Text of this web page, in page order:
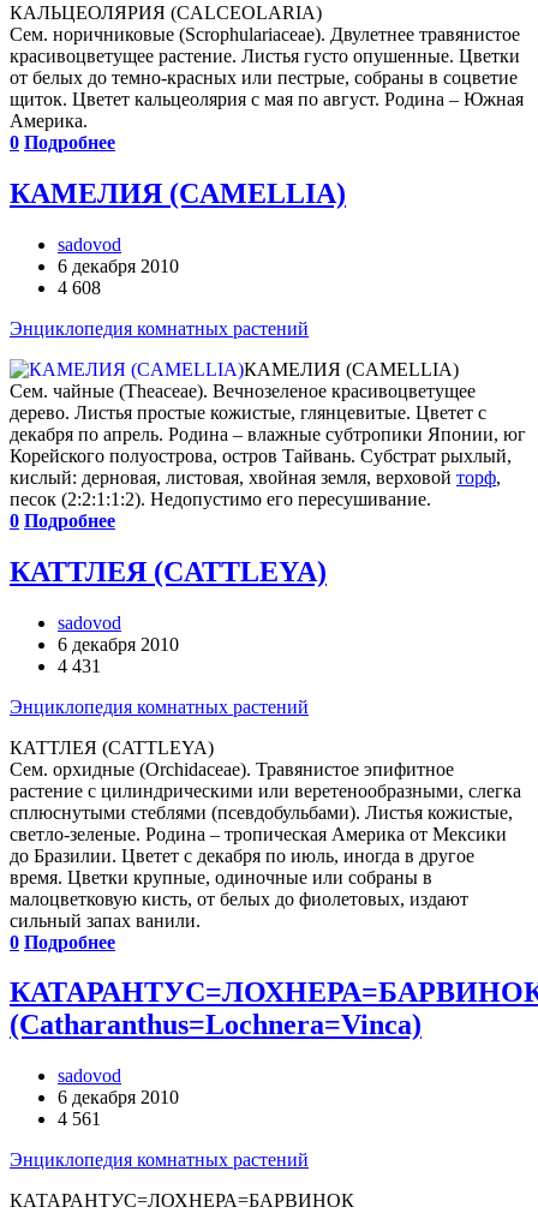
КАЛЬЦЕОЛЯРИЯ (CALCEOLARIA)
Сем. норичниковые (Scrophulariaceae). Двулетнее травянистое
красивоцветущее растение. Листья густо опушенные. Цветки
от белых до темно-красных или пестрые, собраны в соцветие
щиток. Цветет кальцеолярия с мая по август. Родина – Южная
Америка.
0 Подробнее
КАМЕЛИЯ (CAMELLIA)
sadovod
6 декабря 2010
4 608
Энциклопедия комнатных растений
КАМЕЛИЯ (CAMELLIA)
Сем. чайные (Theaceae). Вечнозеленое красивоцветущее
дерево. Листья простые кожистые, глянцевитые. Цветет с
декабря по апрель. Родина – влажные субтропики Японии, юг
Корейского полуострова, остров Тайвань. Субстрат рыхлый,
кислый: дерновая, листовая, хвойная земля, верховой торф,
песок (2:2:1:1:2). Недопустимо его пересушивание.
0 Подробнее
КАТТЛЕЯ (CATTLEYA)
sadovod
6 декабря 2010
4 431
Энциклопедия комнатных растений
КАТТЛЕЯ (CATTLEYA)
Сем. орхидные (Orchidaceae). Травянистое эпифитное
растение с цилиндрическими или веретенообразными, слегка
сплюснутыми стеблями (псевдобульбами). Листья кожистые,
светло-зеленые. Родина – тропическая Америка от Мексики
до Бразилии. Цветет с декабря по июль, иногда в другое
время. Цветки крупные, одиночные или собраны в
малоцветковую кисть, от белых до фиолетовых, издают
сильный запах ванили.
0 Подробнее
(Catharanthus=Lochnera=Vinca)
sadovod
6 декабря 2010
4 561
Энциклопедия комнатных растений
КАТАРАНТУС=ЛОХНЕРА=БАРВИНОК